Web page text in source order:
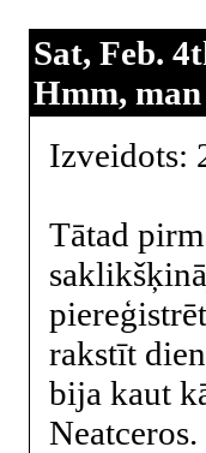
Sat, Feb.
Hmm,
Izveidots:
Tātad
rakstīt
bija kaut
Neatceros.